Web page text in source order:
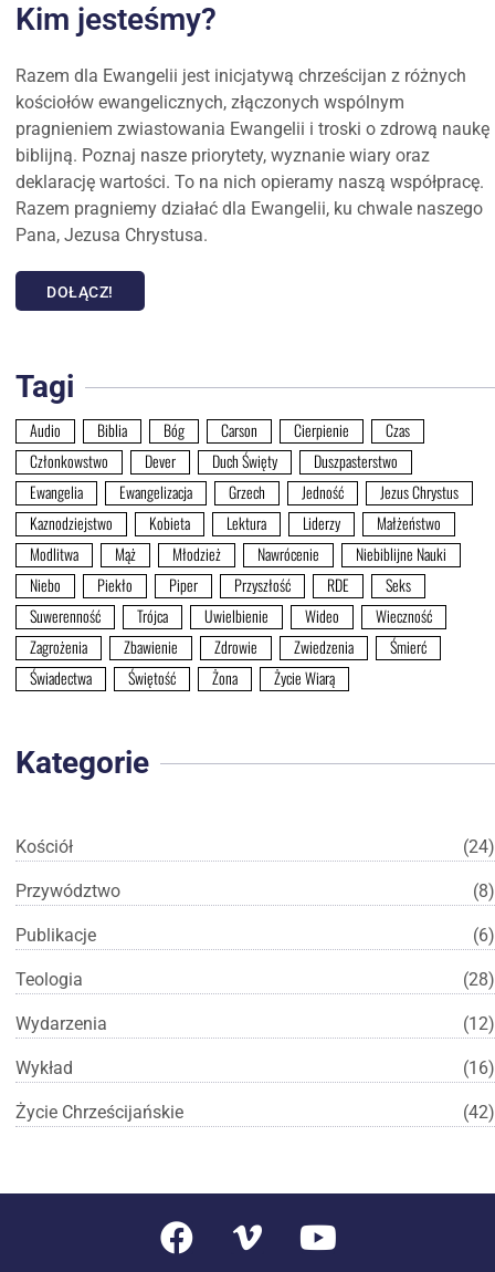
Kim jesteśmy?
Razem dla Ewangelii jest inicjatywą chrześcijan z różnych
kościołów ewangelicznych, złączonych wspólnym
pragnieniem zwiastowania Ewangelii i troski o zdrową naukę
biblijną. Poznaj nasze priorytety, wyznanie wiary oraz
deklarację wartości. To na nich opieramy naszą współpracę.
Razem pragniemy działać dla Ewangelii, ku chwale naszego
Pana, Jezusa Chrystusa.
DOŁĄCZ!
Tagi
Audio Biblia Bóg Carson Cierpienie
Czas
Członkowstwo
Dever Duch Święty
Duszpasterstwo
Ewangelia
Ewangelizacja Grzech Jedność
Jezus Chrystus
Kaznodziejstwo
Kobieta Lektura Liderzy
Małżeństwo
Modlitwa
Mąż Młodzież Nawrócenie
Niebiblijne Nauki
Niebo
Piekło Piper Przyszłość RDE
Seks
Suwerenność
Trójca Uwielbienie Wideo
Wieczność
Zagrożenia
Zbawienie Zdrowie Zwiedzenia
Śmierć
Świadectwa
Świętość Żona Życie Wiarą
Kategorie
Kościół (24)
Przywództwo (8)
Publikacje (6)
Teologia (28)
Wydarzenia (12)
Wykład (16)
Życie Chrześcijańskie (42)